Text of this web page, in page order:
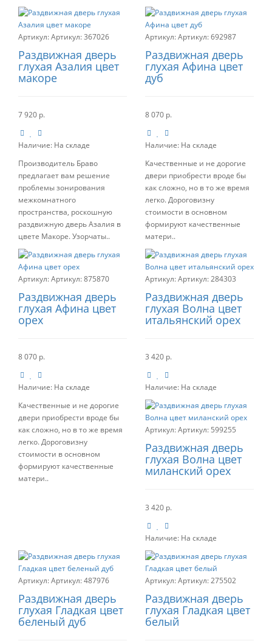
Артикул:367026
Раздвижная дверь
глухая Азалия цвет
макоре
7 920 р.
Наличие: На складе
Производитель Браво
предлагает вам решение
проблемы зонирования
межкомнатного
пространства, роскошную
раздвижную дверь Азалия в
цвете Макоре. Узорчаты..
Артикул:692987
Раздвижная дверь
глухая Афина цвет
дуб
8 070 р.
Наличие: На складе
Качественные и не дорогие
двери приобрести вроде бы
как сложно, но в то же время
легко. Дороговизну
стоимости в основном
формируют качественные
матери..
Артикул:875870
Раздвижная дверь
глухая Афина цвет
орех
8 070 р.
Наличие: На складе
Качественные и не дорогие
двери приобрести вроде бы
как сложно, но в то же время
легко. Дороговизну
стоимости в основном
формируют качественные
матери..
Артикул:284303
Раздвижная дверь
глухая Волна цвет
итальянский орех
3 420 р.
Наличие: На складе
Артикул: 599255
Раздвижная дверь
глухая Волна цвет
миланский орех
3 420 р.
Наличие: На складе
Артикул:487976
Раздвижная дверь
глухая Гладкая цвет
беленый дуб
Артикул:275502
Раздвижная дверь
глухая Гладкая цвет
белый